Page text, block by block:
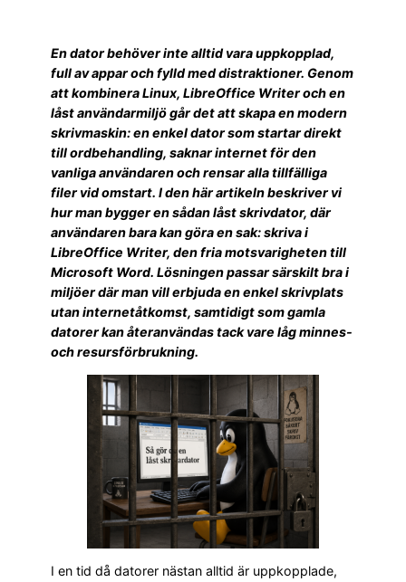
En dator behöver inte alltid vara uppkopplad,
full av appar och fylld med distraktioner. Genom
att kombinera Linux, LibreOffice Writer och en
låst användarmiljö går det att skapa en modern
skrivmaskin: en enkel dator som startar direkt
till ordbehandling, saknar internet för den
vanliga användaren och rensar alla tillfälliga
filer vid omstart. I den här artikeln beskriver vi
hur man bygger en sådan låst skrivdator, där
användaren bara kan göra en sak: skriva i
LibreOffice Writer, den fria motsvarigheten till
Microsoft Word. Lösningen passar särskilt bra i
miljöer där man vill erbjuda en enkel skrivplats
utan internetåtkomst, samtidigt som gamla
datorer kan återanvändas tack vare låg minnes-
och resursförbrukning.
I en tid då datorer nästan alltid är uppkopplade,